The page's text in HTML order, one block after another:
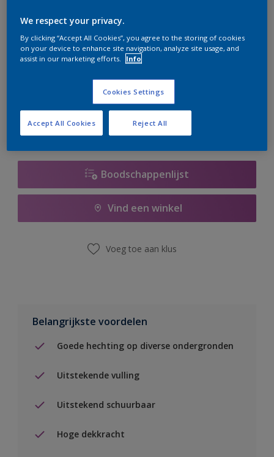
te bestellen. Houd de website in de gaten, we werken
er hard aan om de voorraad aan te vullen.
Boodschappenlijst
Vind een winkel
Voeg toe aan klus
Belangrijkste voordelen
Goede hechting op diverse ondergronden
Uitstekende vulling
Uitstekend schuurbaar
Hoge dekkracht
We respect your privacy.
By clicking “Accept All Cookies”, you agree to the storing of cookies
on your device to enhance site navigation, analyze site usage, and
assist in our marketing efforts.
Info
Cookies Settings
Reject All
Accept All Cookies